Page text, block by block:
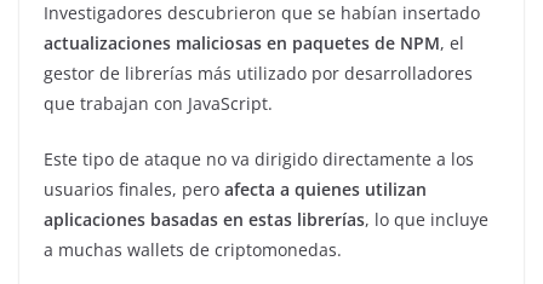
Investigadores descubrieron que se habían insertado
actualizaciones maliciosas en paquetes de NPM, el
gestor de librerías más utilizado por desarrolladores
que trabajan con JavaScript.
Este tipo de ataque no va dirigido directamente a los
usuarios finales, pero afecta a quienes utilizan
aplicaciones basadas en estas librerías, lo que incluye
a muchas wallets de criptomonedas.